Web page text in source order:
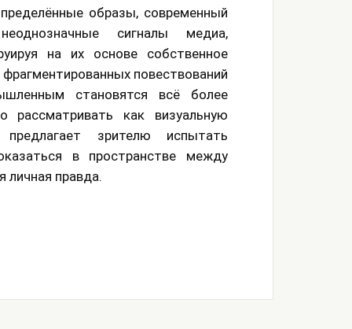
образы, современный
сигналы медиа,
на их основе собственное
повествований
становятся всё более
как визуальную
зрителю испытать
в пространстве между
правда.